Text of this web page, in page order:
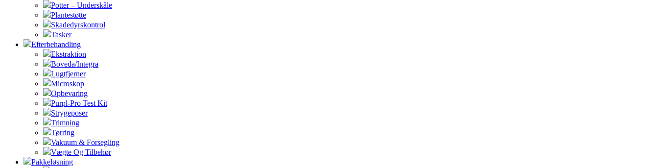
Potter – Underskåle
Plantestøtte
Skadedyrskontrol
Tasker
Efterbehandling
Ekstraktion
Boveda/Integra
Lugtfjerner
Microskop
Opbevaring
Purpl-Pro Test Kit
Strygeposer
Trimning
Tørring
Vakuum & Forsegling
Vægte Og Tilbehør
Pakkeløsning